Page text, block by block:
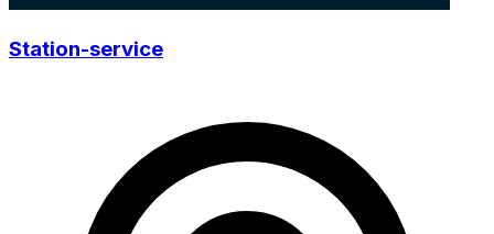
Station-service